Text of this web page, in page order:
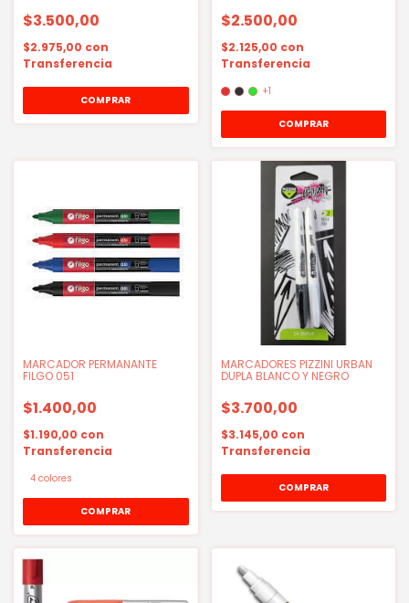
$3.500,00
$2.975,00 con
Transferencia
COMPRAR
$2.500,00
$2.125,00 con
Transferencia
+1
COMPRAR
MARCADOR PERMANANTE
FILGO 051
$1.400,00
$1.190,00 con
Transferencia
4 colores
COMPRAR
MARCADORES PIZZINI URBAN
DUPLA BLANCO Y NEGRO
$3.700,00
$3.145,00 con
Transferencia